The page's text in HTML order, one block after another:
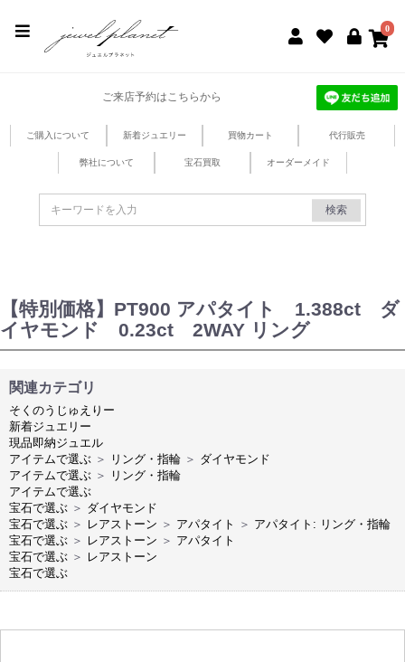
0
ご来店予約はこちらから
ご購入について 新着ジュエリー 買物カート 代行販売
弊社について 宝石買取 オーダーメイド
検索
【特別価格】PT900 アパタイト 1.388ct ダ
イヤモンド 0.23ct 2WAY リング
関連カテゴリ
そくのうじゅえりー
新着ジュエリー
現品即納ジュエル
アイテムで選ぶ ＞ リング・指輪 ＞ ダイヤモンド
アイテムで選ぶ ＞
リング・指輪
アイテムで選ぶ
宝石で選ぶ ＞ ダイヤモンド
宝石で選ぶ ＞ レアストーン ＞ アパタイト ＞ アパタイト: リング・指輪
宝石で選ぶ ＞ レアストーン ＞ アパタイト
宝石で選ぶ ＞ レアストーン
宝石で選ぶ